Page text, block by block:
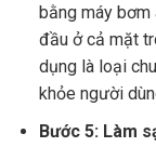
bằng máy
đầu ở cả mặt
dụng là loại
khỏe người
Bước 5: Làm